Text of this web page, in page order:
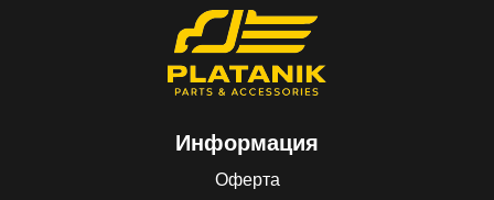
Информация
Оферта